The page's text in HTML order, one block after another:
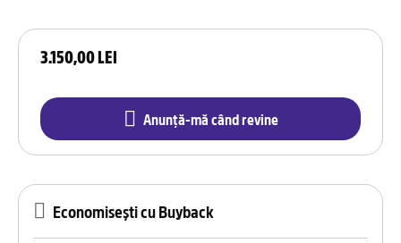
3.150,00 LEI
Anunță-mă când revine
Economisești cu Buyback